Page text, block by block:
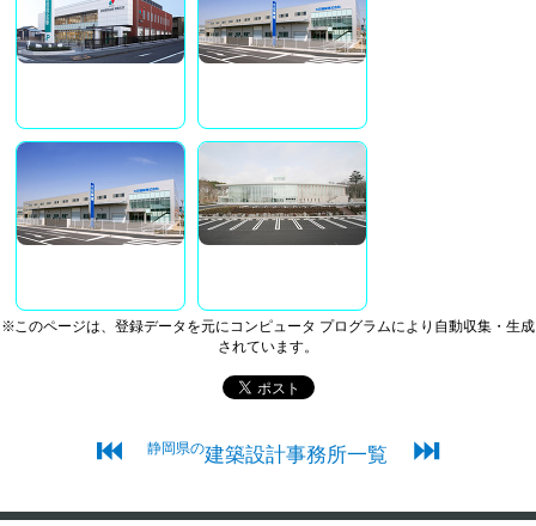
※このページは、登録データを元にコンピュータ プログラムにより自動収集・生成
されています。
⏮ 静岡県の建築設計事務所一覧 ⏭